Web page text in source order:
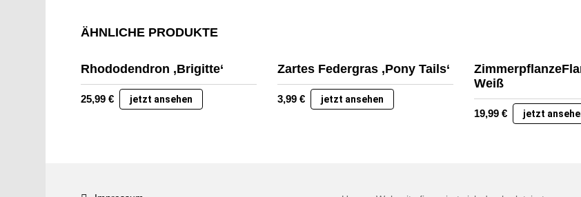
ÄHNLICHE PRODUKTE
Rhododendron ‚Brigitte‘
25,99 € jetzt ansehen
Zartes Federgras ‚Pony Tails‘
3,99 € jetzt ansehen
Weiß
19,99 € jetzt